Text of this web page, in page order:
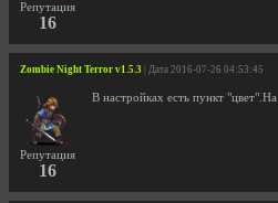
Репутация
16
Zombie Night Terror v1.5.3 | Дата 2016-07-26 04:53:45
Репутация
16
В настройках есть пункт